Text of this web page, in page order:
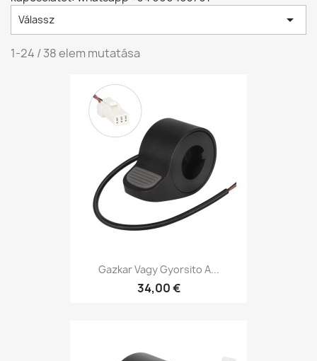
Válassz 
1-24 / 38 elem mutatása
Gazkar Vagy Gyorsito A...
34,00 €